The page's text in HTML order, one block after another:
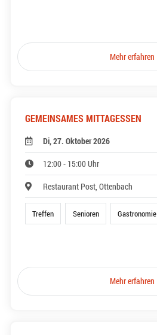
Mehr erfahren
GEMEINSAMES MITTAGESSEN
Di, 27. Oktober 2026
12:00 - 15:00 Uhr
Restaurant Post, Ottenbach
Treffen Senioren Gastronomie
Mehr erfahren